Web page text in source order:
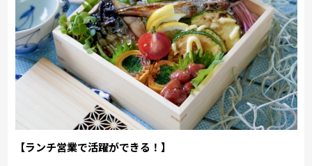
【ランチ営業で活躍ができる！】